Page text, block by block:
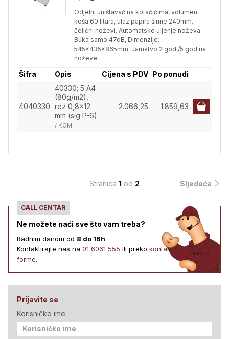
Odjelni uništavač na kotačićima, volumen
koša 60 litara, ulaz papira širine 240mm.
čelični noževi. Automatsko uljenje noževa.
Buka samo 47dB, Dimenzije:
545x435x865mm. Jamstvo 2 god./5 god na
noževe.
Šifra Opis Cijena s PDV Po ponudi
4040330
40330; 5 A4
(80g/m2),
rez 0,8x12
mm (sig P-6)
/ KOM
2.066,25 1.859,63
Stranica 1 od 2 Sljedeća
CALL CENTAR
Ne možete naći sve što vam treba?
Radnim danom od 8 do 16h
Kontaktirajte nas na 01 6061 555 ili preko kontakt
forme.
Prijavite se
Korisničko ime